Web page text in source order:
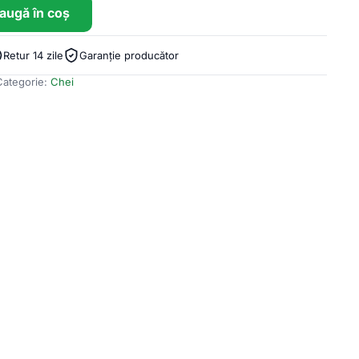
în coș
Retur 14 zile Garanție producător
Chei